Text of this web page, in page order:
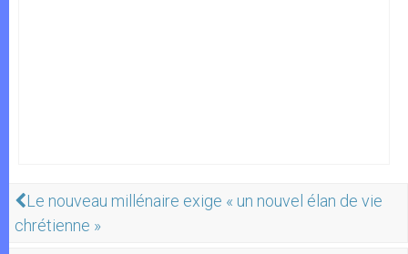
Le nouveau millénaire exige « un nouvel élan de vie
chrétienne »